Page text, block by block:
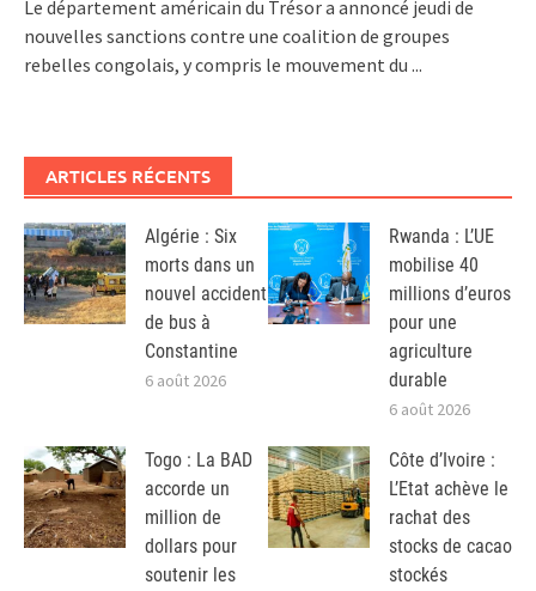
Le département américain du Trésor a annoncé jeudi de
nouvelles sanctions contre une coalition de groupes
rebelles congolais, y compris le mouvement du ...
ARTICLES RÉCENTS
Algérie : Six
morts dans un
nouvel accident
de bus à
Constantine
6 août 2026
Rwanda : L’UE
mobilise 40
millions d’euros
pour une
agriculture
durable
6 août 2026
Togo : La BAD
accorde un
million de
dollars pour
soutenir les
Côte d’Ivoire :
L’Etat achève le
rachat des
stocks de cacao
stockés